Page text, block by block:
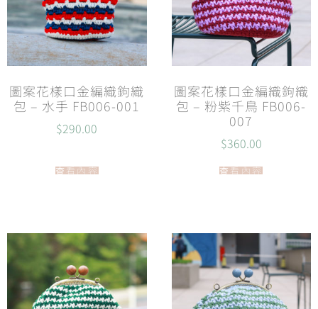
圖案花樣口金編織鉤織
包 – 水手 FB006-001
$290.00
查看內容
圖案花樣口金編織鉤織
包 – 粉紫千鳥 FB006-
007
$360.00
查看內容